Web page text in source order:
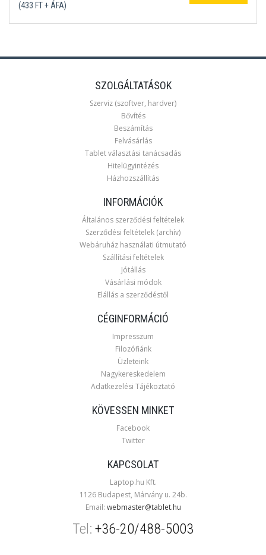
(433 FT + ÁFA)
SZOLGÁLTATÁSOK
Szerviz (szoftver, hardver)
Bővítés
Beszámítás
Felvásárlás
Tablet választási tanácsadás
Hitelügyintézés
Házhozszállítás
INFORMÁCIÓK
Általános szerződési feltételek
Szerződési feltételek (archív)
Webáruház használati útmutató
Szállítási feltételek
Jótállás
Vásárlási módok
Elállás a szerződéstől
CÉGINFORMÁCIÓ
Impresszum
Filozófiánk
Üzleteink
Nagykereskedelem
Adatkezelési Tájékoztató
KÖVESSEN MINKET
Facebook
Twitter
KAPCSOLAT
Laptop.hu Kft.
1126 Budapest, Márvány u. 24b.
Email: webmaster@tablet.hu
Tel: +36-20/488-5003